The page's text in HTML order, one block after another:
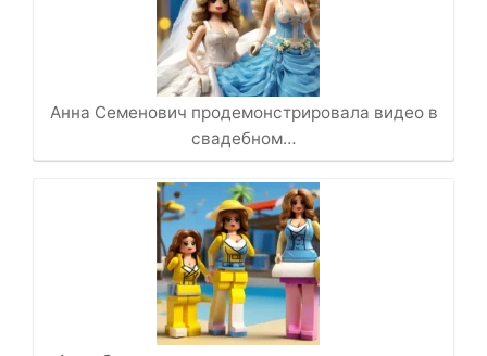
Анна Семенович продемонстрировала видео в
свадебном…